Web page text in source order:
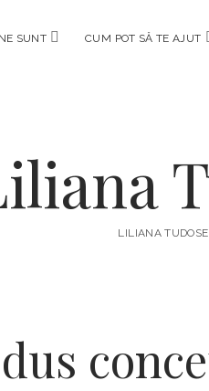
SUNT CUM POT SĂ TE AJUT
LILIANA TUDOSE